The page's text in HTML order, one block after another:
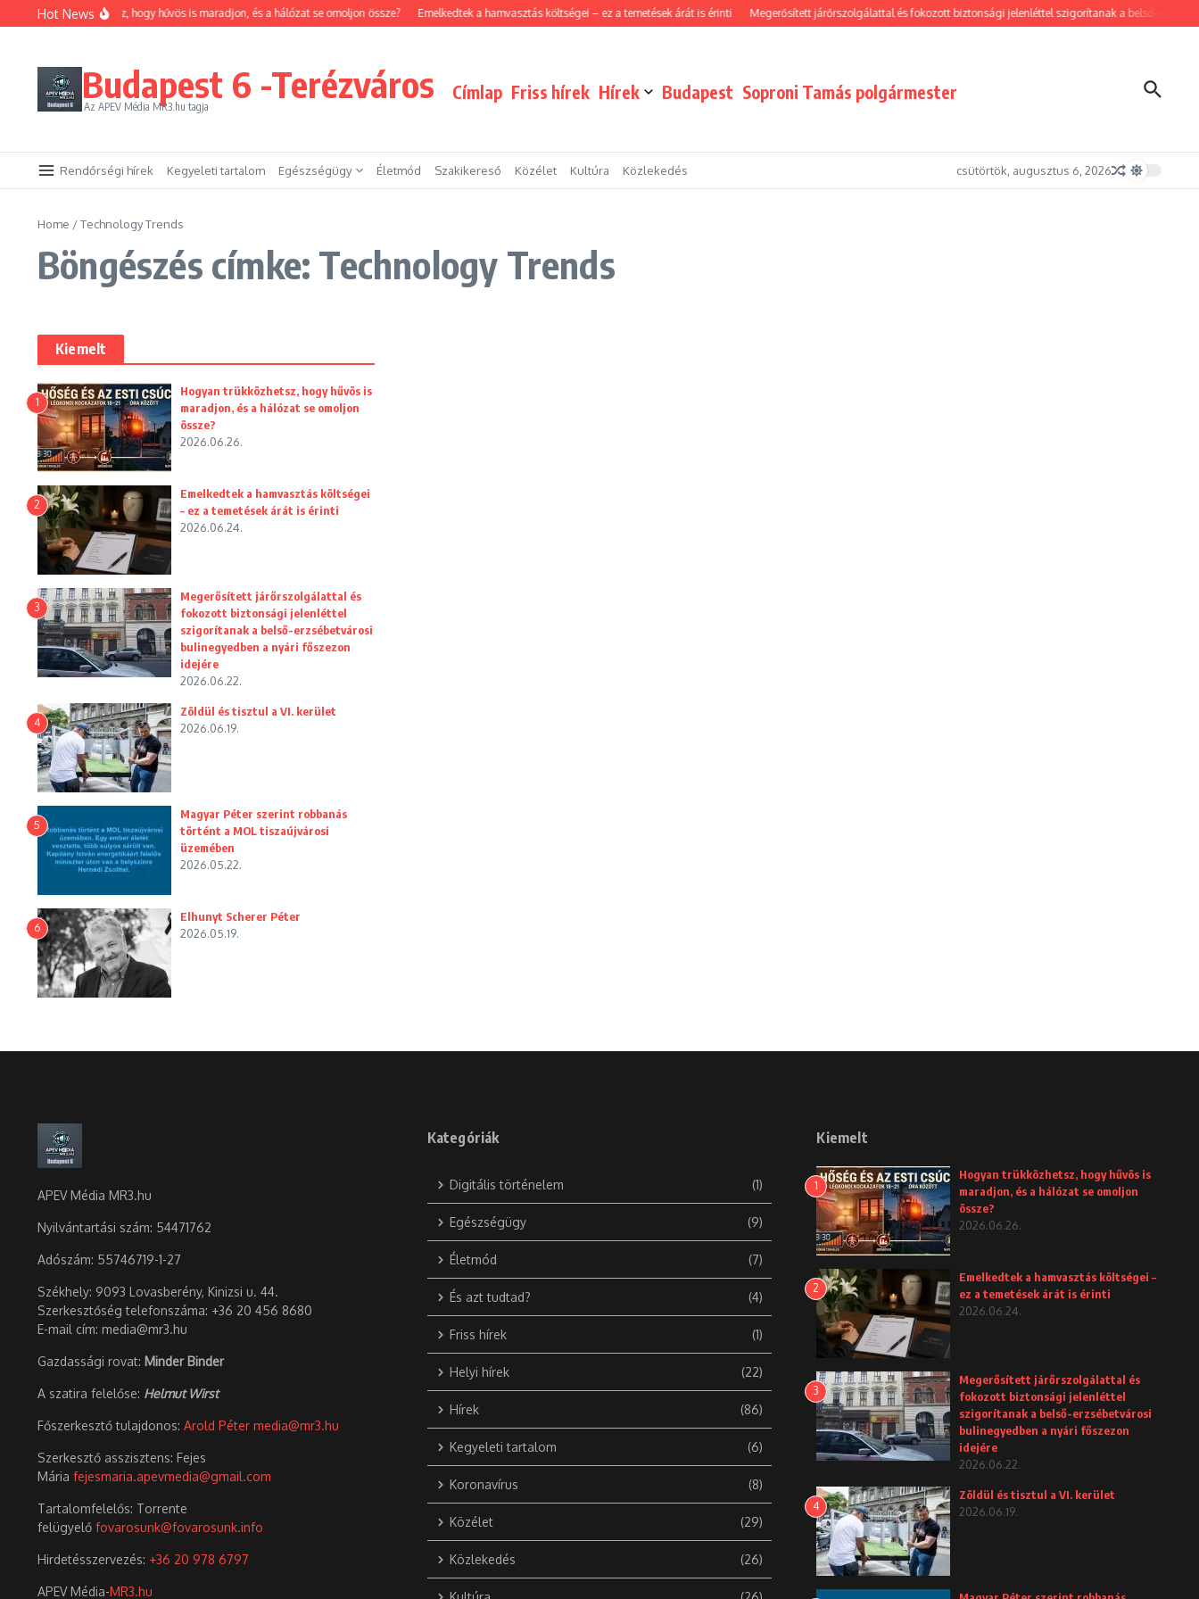
Ugrás a tartalomhoz
Hot News
Hogyan trükközhetsz, hogy hűvös is maradjon, és a hálózat se omoljon össze? Emelkedtek a hamvasztás költségei – ez a temetések árát is érinti Megerősített járőrszolgálattal és fokozott biztonsági jelenléttel szigorítanak a belső-
Budapest 6 -Terézváros
Az APEV Média MR3.hu tagja
Címlap Friss hírek Hírek Budapest Soproni Tamás polgármester
Rendőrségi hírek Kegyeleti tartalom Egészségügy Életmód Szakikereső Közélet Kultúra Közlekedés csütörtök, augusztus 6, 2026
Home /Technology Trends
Böngészés címke: Technology Trends
Kiemelt
1
Hogyan trükközhetsz, hogy hűvös is
maradjon, és a hálózat se omoljon
össze?
2026.06.26.
2
Emelkedtek a hamvasztás költségei
– ez a temetések árát is érinti
2026.06.24.
3
Megerősített járőrszolgálattal és
fokozott biztonsági jelenléttel
szigorítanak a belső-erzsébetvárosi
bulinegyedben a nyári főszezon
idejére
2026.06.22.
4
Zöldül és tisztul a VI. kerület
2026.06.19.
5
Magyar Péter szerint robbanás
történt a MOL tiszaújvárosi
üzemében
2026.05.22.
6
Elhunyt Scherer Péter
2026.05.19.
APEV Média MR3.hu
Nyilvántartási szám: 54471762
Adószám: 55746719-1-27
Székhely: 9093 Lovasberény, Kinizsi u. 44.
Szerkesztőség telefonszáma: +36 20 456 8680
E-mail cím: media@mr3.hu
Gazdassági rovat: Minder Binder
A szatira felelőse: Helmut Wirst
Főszerkesztő tulajdonos: Arold Péter media@mr3.hu
Szerkesztő asszisztens: Fejes
Mária fejesmaria.apevmedia@gmail.com
Tartalomfelelős: Torrente
felügyelő fovarosunk@fovarosunk.info
Hirdetésszervezés: +36 20 978 6797
APEV Média-MR3.hu
Kategóriák
Digitális történelem (1)
Egészségügy (9)
Életmód (7)
És azt tudtad? (4)
Friss hírek (1)
Helyi hírek (22)
Hírek (86)
Kegyeleti tartalom (6)
Koronavírus (8)
Közélet (29)
Közlekedés (26)
Kiemelt
1
Hogyan trükközhetsz, hogy hűvös is
maradjon, és a hálózat se omoljon
össze?
2026.06.26.
2
Emelkedtek a hamvasztás költségei –
ez a temetések árát is érinti
2026.06.24.
3
Megerősített járőrszolgálattal és
fokozott biztonsági jelenléttel
szigorítanak a belső-erzsébetvárosi
bulinegyedben a nyári főszezon
idejére
2026.06.22.
4
Zöldül és tisztul a VI. kerület
2026.06.19.